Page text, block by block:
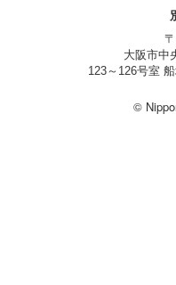
大阪市中
123～126号室
©